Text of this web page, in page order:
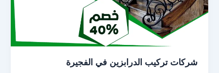
شركات تركيب الدرابزين في الفجيرة